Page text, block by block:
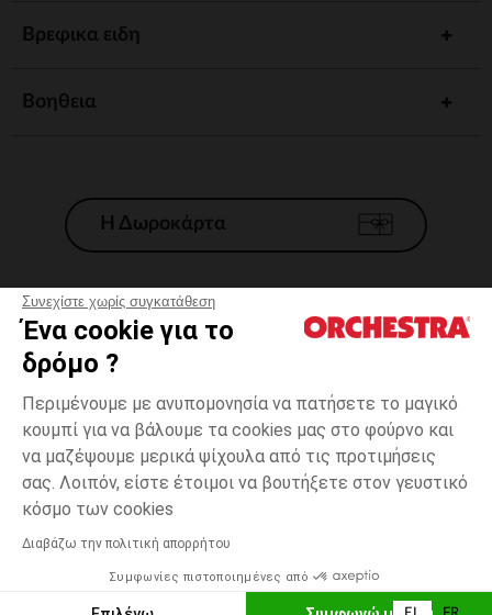
Συνεχίστε χωρίς συγκατάθεση
Ένα cookie για το
δρόμο ?
Περιμένουμε με ανυπομονησία να πατήσετε το μαγικό
κουμπί για να βάλουμε τα cookies μας στο φούρνο και
να μαζέψουμε μερικά ψίχουλα από τις προτιμήσεις
σας. Λοιπόν, είστε έτοιμοι να βουτήξετε στον γευστικό
κόσμο των cookies
Διαβάζω την πολιτική απορρήτου
Συμφωνίες πιστοποιημένες από
Μπλε
one
Δυνατότητα πληρωμής με
ΠΡΟΣΘΉΚΗ ΣΤΟ ΚΑΛΆΘΙ
Βρεφικα ειδη
Βοηθεια
Η Δωροκάρτα
Γενικοί 'Οροι Πώλησης
*Εμπορικες προσφορες
Προσωπικά δεδομένα
Διαχείρηση των cookies
Προσβασιμότητα: μη συμμορφούμενη
H Orchestra συμμετέχει στον κωδικά δεοντολογίας και στο σύστημα
μεσολάβησης της Γαλλικής Ομοσπονδίας Ηλεκτρονικού Εμπορίου.